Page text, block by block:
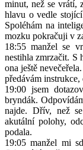
minut, než se vrátí,
hlavu o vedle
Spoléhám na
mozku pokračuji v
18:55 manžel se
nestihla zmrzačit. S
ona ještě
předávám
19:00 jsem
bryndák.
najde. Dřív, než
akutální polohy,
podala.
19:05 manžel mi